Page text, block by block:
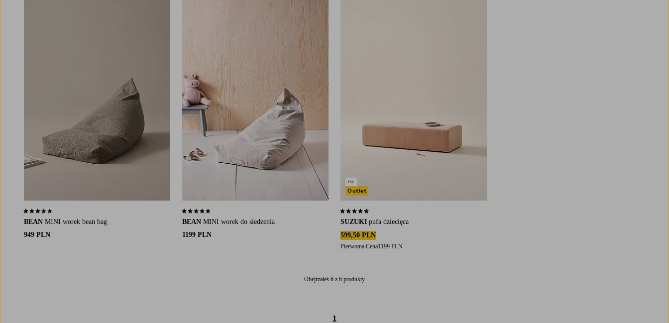
BEAN MINI worek bean bag
949 PLN
3,6 opierając się na 13 ocenach
BEAN MINI worek do siedzenia
1199 PLN
4,4 opierając się na 8 ocenach
SUZUKI pufa dziecięca
599,50 PLN
Pierwotna Cena1199 PLN
5,0 opierając się na 1 ocenach
Outlet
Obejrzałeś 6 z 6 produkty
1